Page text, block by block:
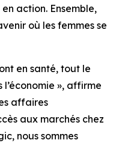
action. Ensemble,
où les femmes se
en santé, tout le
», affirme
affaires
aux marchés chez
nous sommes